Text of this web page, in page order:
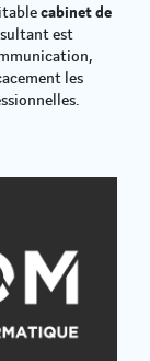
cabinet de
est
les